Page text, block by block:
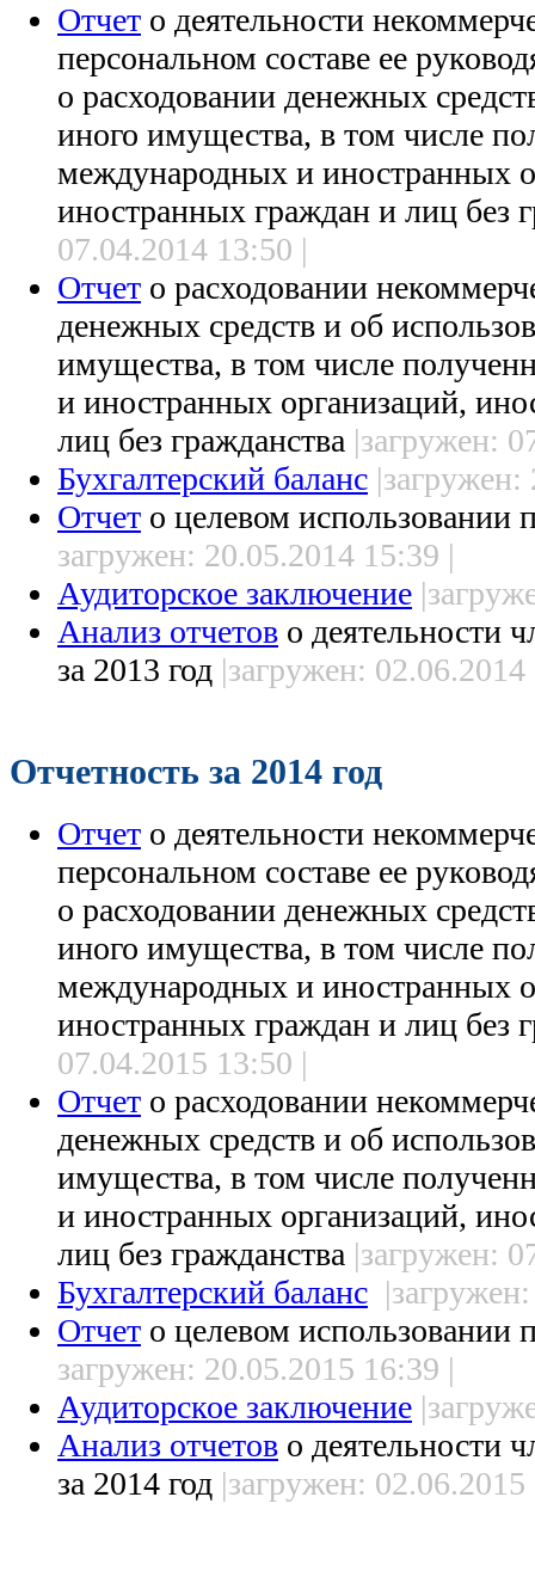
Отчет о деятельности
персональном составе ее
о расходовании денежных
иного имущества, в том числе
международных и иностранных
иностранных граждан и лиц без
07.04.2014 13:50 |
Отчет о расходовании
денежных средств и об
имущества, в том числе
и иностранных организаций,
лиц без гражданства |загружен:
Бухгалтерский баланс
Отчет о целевом использовании
загружен: 20.05.2014 15:39 |
Аудиторское заключение
Анализ отчетов о
за 2013 год |загружен:
Отчетность за 2014 год
Отчет о деятельности
персональном составе ее
о расходовании денежных
иного имущества, в том числе
международных и иностранных
иностранных граждан и лиц без
07.04.2015 13:50 |
Отчет о расходовании
денежных средств и об
имущества, в том числе
и иностранных организаций,
лиц без гражданства |загружен:
Бухгалтерский баланс
Отчет о целевом
загружен: 20.05.2015 16:39 |
Аудиторское заключение
Анализ отчетов о
за 2014 год |загружен: